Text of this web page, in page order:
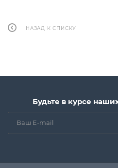
НАЗАД К СПИСКУ
Будьте в курсе